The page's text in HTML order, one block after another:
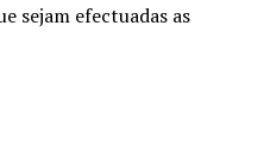
sejam efectuadas as